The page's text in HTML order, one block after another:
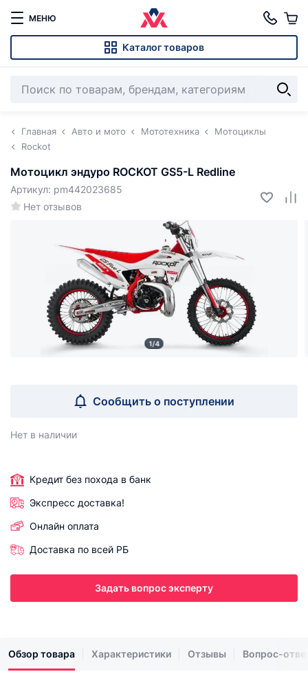
МЕНЮ
Каталог товаров
Главная Авто и мото Мототехника
Мотоциклы
Rockot
Мотоцикл эндуро ROCKOT GS5-L Redline
Нет отзывов
Артикул: pm442023685
1/4
Сообщить о поступлении
Нет в наличии
Кредит без похода в банк
Экспресс доставка!
Онлайн оплата
Доставка по всей РБ
Задать вопрос эксперту
Обзор товара Характеристики Отзывы Вопрос-